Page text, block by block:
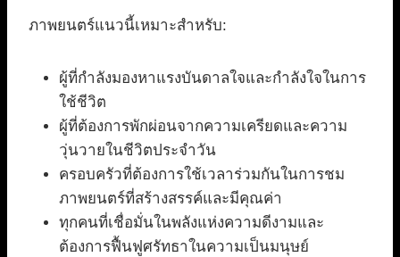
ภาพยนตร์แนวนี้เหมาะสำหรับ:
ผู้ที่กำลังมองหาแรงบันดาลใจและกำลังใจในการ
ใช้ชีวิต
ผู้ที่ต้องการพักผ่อนจากความเครียดและความ
วุ่นวายในชีวิตประจำวัน
ครอบครัวที่ต้องการใช้เวลาร่วมกันในการชม
ภาพยนตร์ที่สร้างสรรค์และมีคุณค่า
ทุกคนที่เชื่อมั่นในพลังแห่งความดีงามและ
ต้องการฟื้นฟูศรัทธาในความเป็นมนุษย์